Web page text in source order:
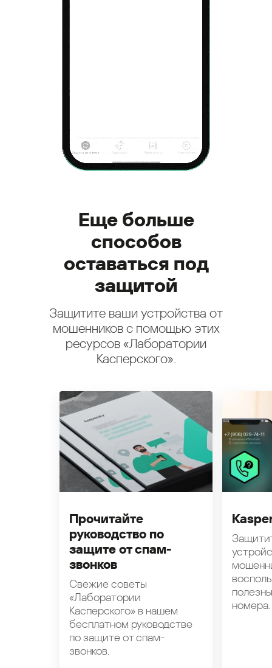
Еще больше
способов
оставаться под
защитой
Защитите ваши устройства от
мошенников с помощью этих
ресурсов «Лаборатории
Касперского».
Прочитайте
руководство по
защите от спам-
звонков
Свежие советы
«Лаборатории
Касперского» в нашем
бесплатном руководстве
по защите от спам-
звонков.
номера.